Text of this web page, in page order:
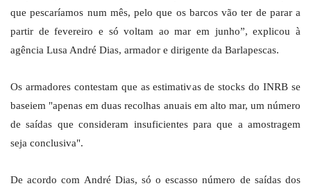
que pescaríamos num mês, pelo que os barcos vão ter de parar a
partir de fevereiro e só voltam ao mar em junho”, explicou à
agência Lusa André Dias, armador e dirigente da Barlapescas.
Os armadores contestam que as estimativas de stocks do INRB se
baseiem "apenas em duas recolhas anuais em alto mar, um número
de saídas que consideram insuficientes para que a amostragem
seja conclusiva".
De acordo com André Dias, só o escasso número de saídas dos